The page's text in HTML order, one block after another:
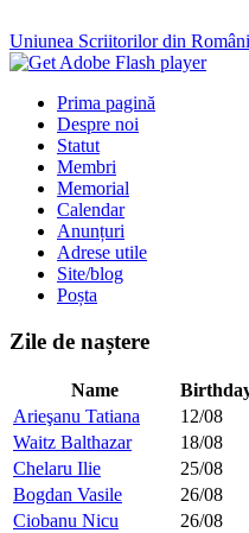
Uniunea Scriitorilor din
Prima pagină
Despre noi
Statut
Membri
Memorial
Calendar
Anunțuri
Adrese utile
Site/blog
Poșta
Zile de naștere
Name
Arieşanu Tatiana
12/08
Waitz Balthazar
18/08
Chelaru Ilie
25/08
Bogdan Vasile
26/08
Ciobanu Nicu
26/08